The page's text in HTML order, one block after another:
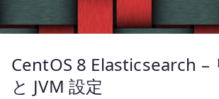
CentOS 8 Elasticsearch –
と JVM 設定